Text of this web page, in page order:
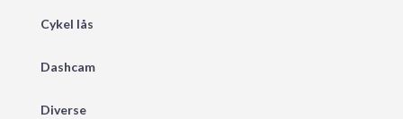
Cykel lås
Dashcam
Diverse